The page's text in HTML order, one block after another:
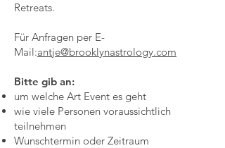
Retreats.
Für Anfragen per E-
Mail:antje@brooklynastrology.com
Bitte gib an:
um welche Art Event es geht
wie viele Personen voraussichtlich
teilnehmen
Wunschtermin oder Zeitraum